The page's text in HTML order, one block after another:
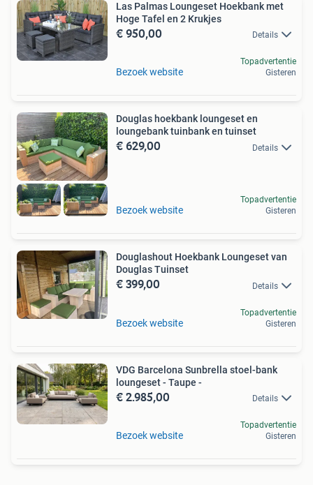
Las Palmas Loungeset Hoekbank met
Hoge Tafel en 2 Krukjes
€ 950,00 Details
Bezoek website
Topadvertentie
Gisteren
Douglas hoekbank loungeset en
loungebank tuinbank en tuinset
€ 629,00 Details
Bezoek website
Topadvertentie
Gisteren
Douglashout Hoekbank Loungeset van
Douglas Tuinset
€ 399,00 Details
Bezoek website
Topadvertentie
Gisteren
VDG Barcelona Sunbrella stoel-bank
loungeset - Taupe -
€ 2.985,00 Details
Bezoek website
Topadvertentie
Gisteren